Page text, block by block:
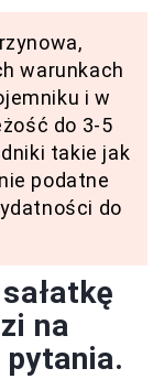
warunkach
i w
do 3-5
takie jak
podatne
do
na